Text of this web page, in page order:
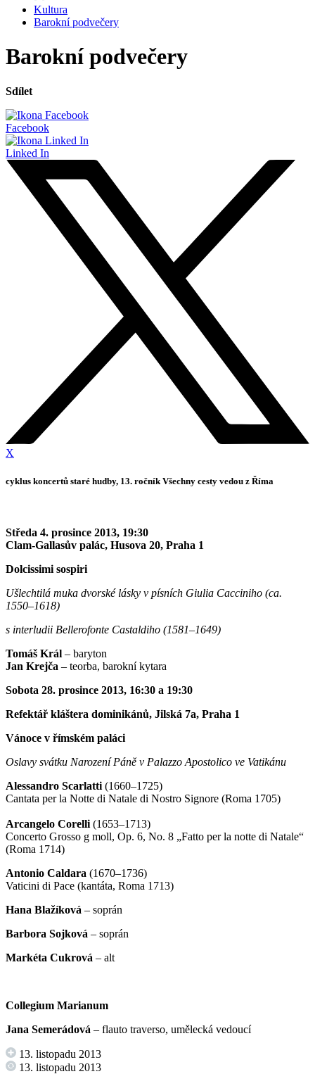
Kultura
Barokní podvečery
Barokní podvečery
Sdílet
Facebook
Linked In
X
cyklus koncertů staré hudby, 13. ročník Všechny cesty vedou z Říma
Středa 4. prosince 2013, 19:30
Clam-Gallasův palác, Husova 20, Praha 1
Dolcissimi sospiri
Ušlechtilá muka dvorské lásky v písních Giulia Cacciniho (ca.
1550–1618)
s interludii Bellerofonte Castaldiho (1581–1649)
Tomáš Král – baryton
Jan Krejča – teorba, barokní kytara
Sobota 28. prosince 2013, 16:30 a 19:30
Refektář kláštera dominikánů, Jilská 7a, Praha 1
Vánoce v římském paláci
Oslavy svátku Narození Páně v Palazzo Apostolico ve Vatikánu
Alessandro Scarlatti (1660–1725)
Cantata per la Notte di Natale di Nostro Signore (Roma 1705)
Arcangelo Corelli (1653–1713)
Concerto Grosso g moll, Op. 6, No. 8 „Fatto per la notte di Natale“
(Roma 1714)
Antonio Caldara (1670–1736)
Vaticini di Pace (kantáta, Roma 1713)
Hana Blažíková – soprán
Barbora Sojková – soprán
Markéta Cukrová – alt
Collegium Marianum
Jana Semerádová – flauto traverso, umělecká vedoucí
13. listopadu 2013
13. listopadu 2013